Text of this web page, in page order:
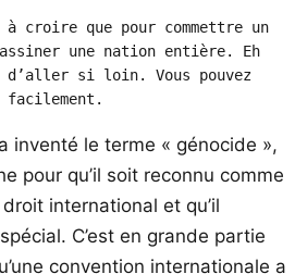
à croire que pour commettre un
une nation entière. Eh
d’aller si loin. Vous pouvez
inventé le terme « génocide »,
pour qu’il soit reconnu comme
international et qu’il
C’est en grande partie
convention internationale a